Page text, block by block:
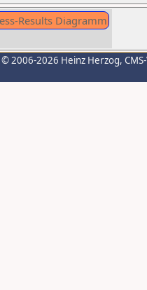
© 2006-2026 Heinz Herzog,